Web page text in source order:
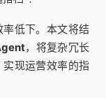
低下。本文将结
，将复杂冗长
现运营效率的指